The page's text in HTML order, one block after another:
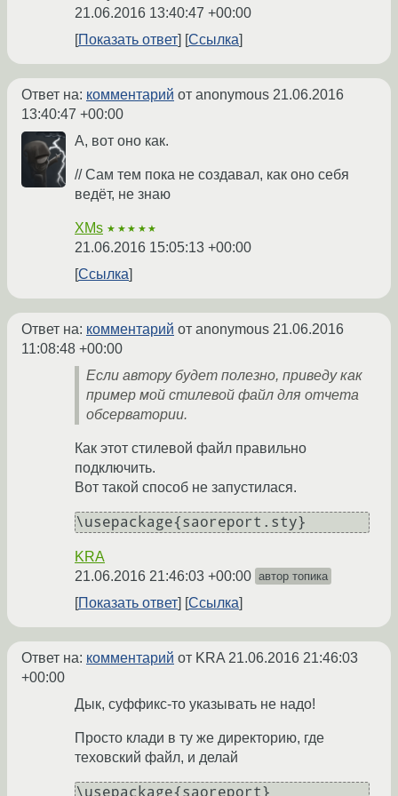
21.06.2016 13:40:47 +00:00
Показать ответ
Ссылка
Ответ на: комментарий от anonymous 21.06.2016
13:40:47 +00:00
А, вот оно как.
// Сам тем пока не создавал, как оно себя
ведёт, не знаю
XMs ★★★★★
21.06.2016 15:05:13 +00:00
Ссылка
Ответ на: комментарий от anonymous 21.06.2016
11:08:48 +00:00
Если автору будет полезно, приведу как
пример мой стилевой файл для отчета
обсерватории.
Как этот стилевой файл правильно
подключить.
Вот такой способ не запустилася.
KRA
21.06.2016 21:46:03 +00:00 автор топика
Показать ответ Ссылка
Ответ на: комментарий от KRA21.06.2016 21:46:03
+00:00
Дык, суффикс-то указывать не надо!
Просто клади в ту же директорию, где
теховский файл, и делай